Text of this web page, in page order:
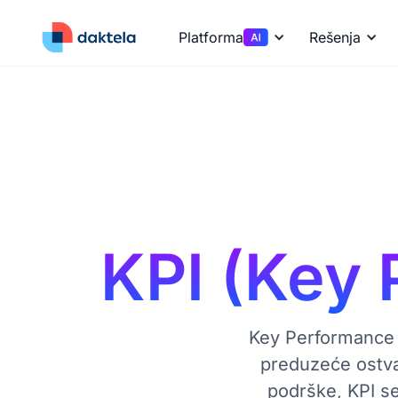
Platforma Rešenja
KPI (Key
Key
preduzeće
podrške, KPI